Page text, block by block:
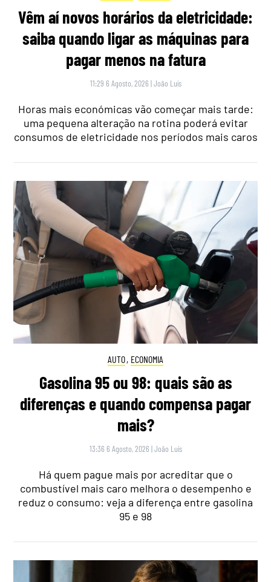
Vêm aí novos horários da eletricidade:
saiba quando ligar as máquinas para
pagar menos na fatura
11:29 6 Agosto, 2026 |João Luís
Horas mais económicas vão começar mais tarde:
uma pequena alteração na rotina poderá evitar
consumos de eletricidade nos períodos mais caros
AUTO, ECONOMIA
Gasolina 95 ou 98: quais são as
diferenças e quando compensa pagar
mais?
13:36 6 Agosto, 2026 |João Luís
Há quem pague mais por acreditar que o
combustível mais caro melhora o desempenho e
reduz o consumo: veja a diferença entre gasolina
95 e 98